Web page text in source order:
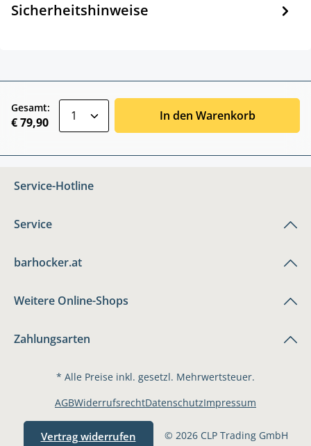
Sicherheitshinweise
Gesamt:
€ 79,90 In den Warenkorb
Service-Hotline
Service
barhocker.at
Weitere Online-Shops
Zahlungsarten
* Alle Preise inkl. gesetzl. Mehrwertsteuer.
Vertrag widerrufen © 2026 CLP Trading GmbH
AGBWiderrufsrechtDatenschutzImpressum